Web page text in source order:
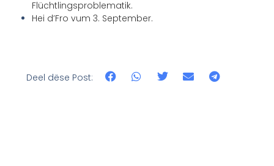
Flüchtlingsproblematik.
Hei d’Fro vum 3. September.
Deel dëse Post: